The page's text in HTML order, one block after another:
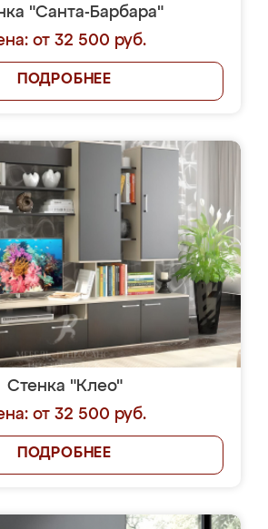
"Санта-Барбара"
от 32 500 руб.
ПОДРОБНЕЕ
Стенка "Клео"
от 32 500 руб.
ПОДРОБНЕЕ